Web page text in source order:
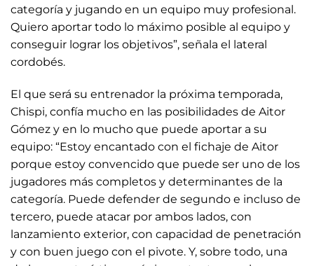
categoría y jugando en un equipo muy profesional.
Quiero aportar todo lo máximo posible al equipo y
conseguir lograr los objetivos”, señala el lateral
cordobés.
El que será su entrenador la próxima temporada,
Chispi, confía mucho en las posibilidades de Aitor
Gómez y en lo mucho que puede aportar a su
equipo: “Estoy encantado con el fichaje de Aitor
porque estoy convencido que puede ser uno de los
jugadores más completos y determinantes de la
categoría. Puede defender de segundo e incluso de
tercero, puede atacar por ambos lados, con
lanzamiento exterior, con capacidad de penetración
y con buen juego con el pivote. Y, sobre todo, una